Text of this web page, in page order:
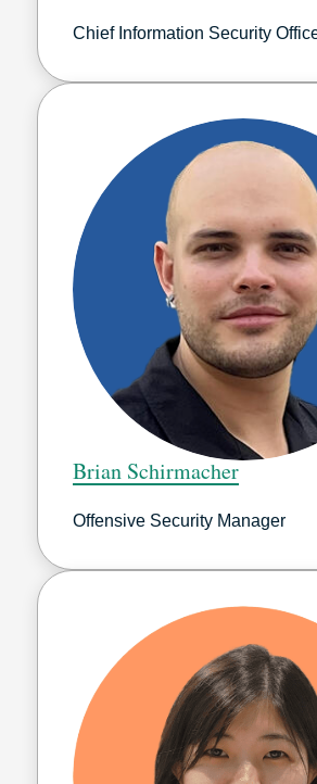
Chief Information Security
Brian Schirmacher
Offensive Security Manager